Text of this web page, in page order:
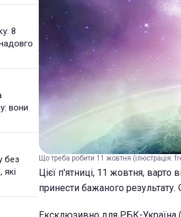
8
вони
без
які
Що треба робити 11 жовтня (ілюстрація:
Цієї п'ятниці, 11 жовтня,
принести бажаного